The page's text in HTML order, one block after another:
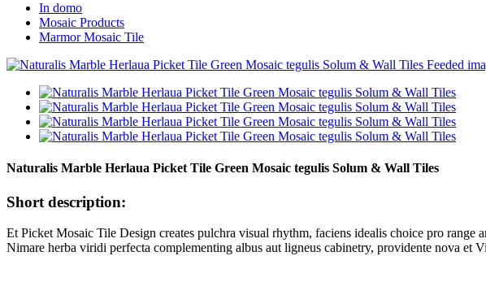
In domo
Mosaic Products
Marmor Mosaic Tile
Naturalis Marble Herlaua Picket Tile Green Mosaic tegulis Solum & Wall Tiles
Short description:
Et Picket Mosaic Tile Design creates pulchra visual rhythm, faciens idealis choice pro
Nimare herba viridi perfecta complementing albus aut ligneus cabinetry, providente nova et